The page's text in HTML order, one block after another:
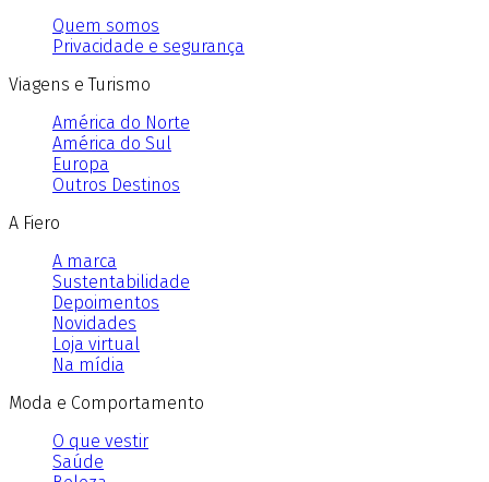
Quem somos
Privacidade e segurança
Viagens e Turismo
América do Norte
América do Sul
Europa
Outros Destinos
A Fiero
A marca
Sustentabilidade
Depoimentos
Novidades
Loja virtual
Na mídia
Moda e Comportamento
O que vestir
Saúde